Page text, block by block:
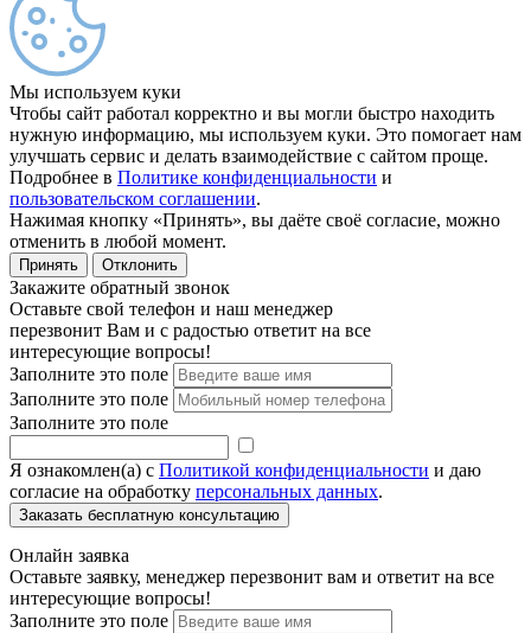
Мы используем куки
Чтобы сайт работал корректно и вы могли быстро находить
нужную информацию, мы используем куки. Это помогает нам
улучшать сервис и делать взаимодействие с сайтом проще.
Подробнее в Политике конфиденциальности и
пользовательском соглашении.
Нажимая кнопку «Принять», вы даёте своё согласие, можно
отменить в любой момент.
Принять Отклонить
Закажите обратный звонок
Оставьте свой телефон и наш менеджер
перезвонит Вам и с радостью ответит на все
интересующие вопросы!
Заполните это поле
Заполните это поле
Заполните это поле
Я ознакомлен(а) с Политикой конфиденциальности и даю
согласие на обработку персональных данных.
Онлайн заявка
Оставьте заявку, менеджер перезвонит вам и ответит на все
интересующие вопросы!
Заполните это поле